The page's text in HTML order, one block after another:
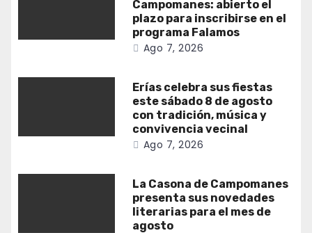
Campomanes: abierto el
plazo para inscribirse en el
programa Falamos
Ago 7, 2026
Erías celebra sus fiestas
este sábado 8 de agosto
con tradición, música y
convivencia vecinal
Ago 7, 2026
La Casona de Campomanes
presenta sus novedades
literarias para el mes de
agosto